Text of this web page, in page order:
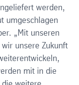
werden,
umgeschlagen
„Mit unseren
unsere Zukunft
mit in die